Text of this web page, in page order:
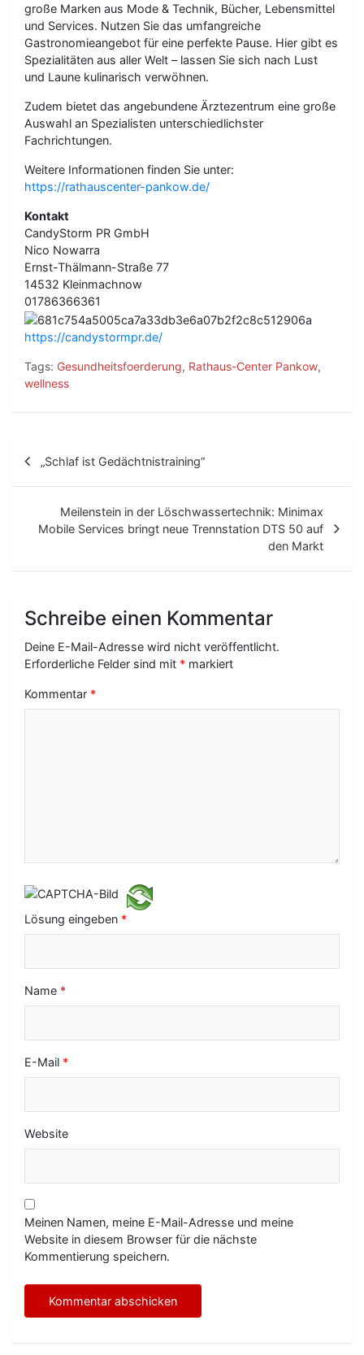
große Marken aus Mode & Technik, Bücher, Lebensmittel
und Services. Nutzen Sie das umfangreiche
Gastronomieangebot für eine perfekte Pause. Hier gibt es
Spezialitäten aus aller Welt – lassen Sie sich nach Lust
und Laune kulinarisch verwöhnen.
Zudem bietet das angebundene Ärztezentrum eine große
Auswahl an Spezialisten unterschiedlichster
Fachrichtungen.
Weitere Informationen finden Sie unter:
https://rathauscenter-pankow.de/
Kontakt
CandyStorm PR GmbH
Nico Nowarra
Ernst-Thälmann-Straße 77
14532 Kleinmachnow
01786366361
https://candystormpr.de/
Tags: Gesundheitsfoerderung, Rathaus-Center Pankow,
wellness
g
N
o
„Schlaf ist Gedächtnistraining“
Meilenstein in der Löschwassertechnik: Minimax
Mobile Services bringt neue Trennstation DTS 50 auf
den Markt
Schreibe einen Kommentar
Deine E-Mail-Adresse wird nicht veröffentlicht.
Erforderliche Felder sind mit * markiert
Kommentar *
Lösung eingeben *
Name *
E-Mail *
Website
Meinen Namen, meine E-Mail-Adresse und meine
Website in diesem Browser für die nächste
Kommentierung speichern.